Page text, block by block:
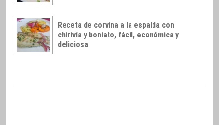
Receta de corvina a la espalda con
chirivía y boniato, fácil, económica y
deliciosa